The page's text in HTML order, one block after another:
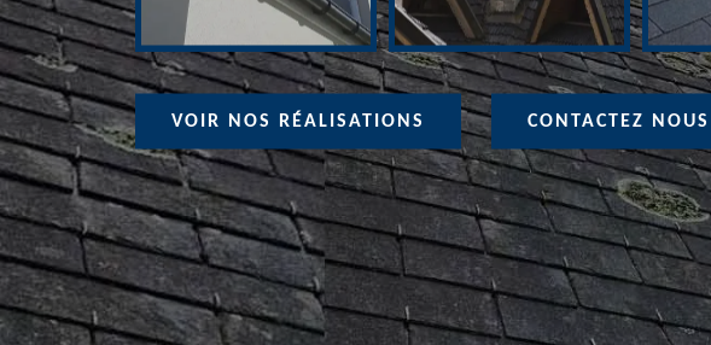
VOIR NOS RÉALISATIONS CONTACTEZ NOUS